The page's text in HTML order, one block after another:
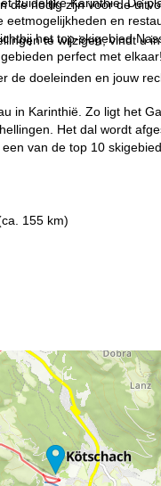
die nodig zijn voor de
te wijzigen, vindt u
de doeleinden en jouw
en
het top-skigebied
perfect met elkaar!
in Karinthië. Zo ligt het
Het dal wordt
van de top 10
155 km)